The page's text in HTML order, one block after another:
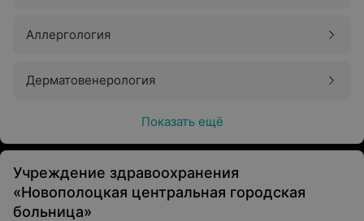
Аллергология
Дерматовенерология
Показать ещё
Учреждение здравоохранения
«Новополоцкая центральная городская
больница»